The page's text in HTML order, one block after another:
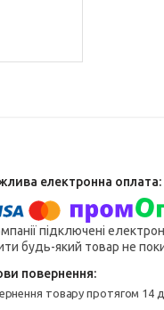
підключені
будь-який товар не
товару протягом 14